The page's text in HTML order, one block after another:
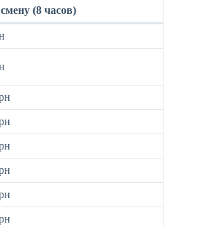
(8 часов)